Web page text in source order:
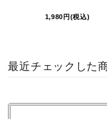
1,980円(税込)
最近チェックした